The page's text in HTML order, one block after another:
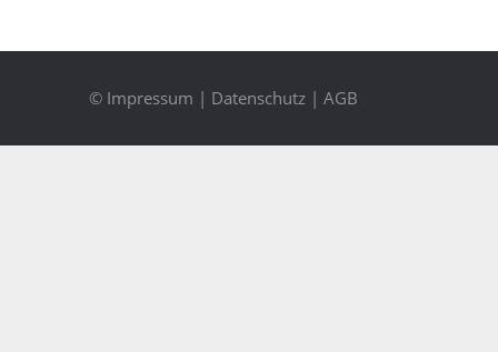
© Impressum | Datenschutz | AGB